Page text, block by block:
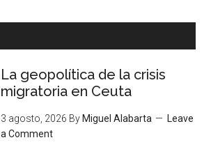
La geopolítica de la crisis
migratoria en Ceuta
3 agosto, 2026 By Miguel Alabarta
Leave
a Comment